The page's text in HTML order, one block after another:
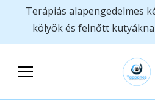
Terápiás alapengedelmes
kölyök és felnőtt